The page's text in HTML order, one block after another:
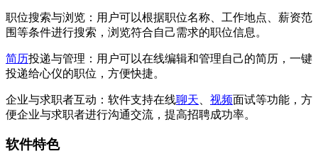
职位搜索与浏览：用户可以根据职位名称、工作地点、薪资范
围等条件进行搜索，浏览符合自己需求的职位信息。
简历投递与管理：用户可以在线编辑和管理自己的简历，一键
投递给心仪的职位，方便快捷。
企业与求职者互动：软件支持在线聊天 视频面试等功能，方
便企业与求职者进行沟通交流，提高招聘成功率。
软件特色